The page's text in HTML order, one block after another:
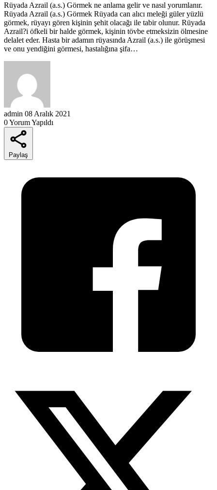
Rüyada Azrail (a.s.) Görmek ne anlama gelir ve nasıl yorumlanır.
Rüyada Azrail (a.s.) Görmek Rüyada can alıcı meleği güler yüzlü
görmek, rüyayı gören kişinin şehit olacağı ile tabir olunur. Rüyada
Azrail?i öfkeli bir halde görmek, kişinin tövbe etmeksizin ölmesine
delalet eder. Hasta bir adamın rüyasında Azrail (a.s.) ile görüşmesi
ve onu yendiğini görmesi, hastalığına şifa…
admin 08 Aralık 2021
0 Yorum Yapıldı
Paylaş